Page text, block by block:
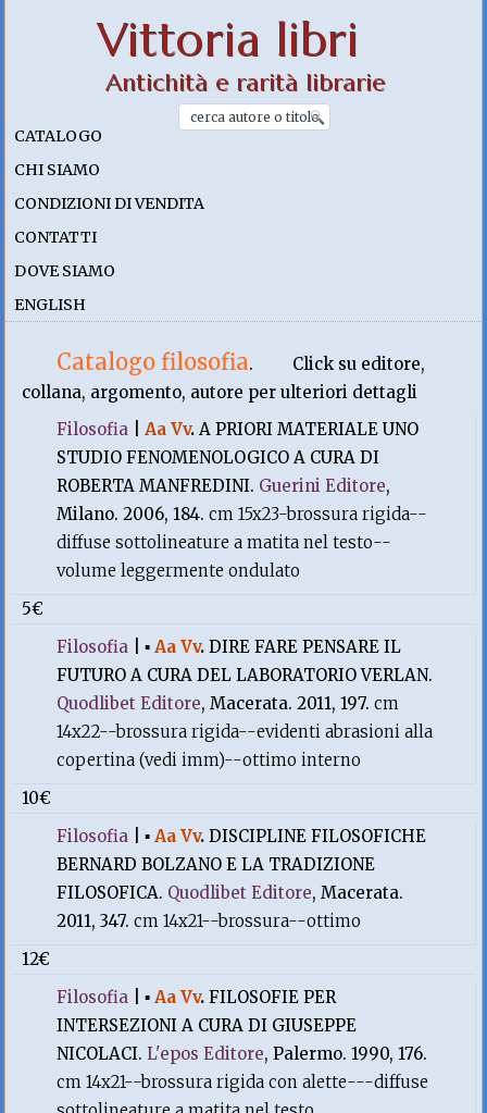
Vittoria libri
Antichità e rarità librarie
CATALOGO
CHI SIAMO
CONDIZIONI DI VENDITA
CONTATTI
DOVE SIAMO
ENGLISH
Catalogo filosofia.
Click su editore,
collana, argomento, autore per ulteriori dettagli
Filosofia |Aa Vv.A PRIORI MATERIALE UNO
STUDIO FENOMENOLOGICO A CURA DI
ROBERTA MANFREDINI. Guerini Editore,
Milano. 2006, 184.cm 15x23-brossura rigida--
diffuse sottolineature a matita nel testo--
volume leggermente ondulato
5€
Filosofia |▪Aa Vv.DIRE FARE PENSARE IL
FUTURO A CURA DEL LABORATORIO VERLAN.
Quodlibet Editore, Macerata. 2011, 197.cm
14x22--brossura rigida--evidenti abrasioni alla
copertina (vedi imm)--ottimo interno
10€
Filosofia |▪Aa Vv.DISCIPLINE FILOSOFICHE
BERNARD BOLZANO E LA TRADIZIONE
FILOSOFICA. Quodlibet Editore, Macerata.
2011, 347.cm 14x21--brossura--ottimo
12€
Filosofia |▪Aa Vv.FILOSOFIE PER
INTERSEZIONI A CURA DI GIUSEPPE
NICOLACI.L'epos Editore, Palermo. 1990, 176.
cm 14x21--brossura rigida con alette---diffuse